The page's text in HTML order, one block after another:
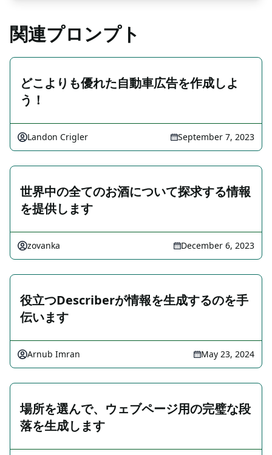
関連プロンプト
どこよりも優れた自動車広告を作成しよ
う！
Landon Crigler September 7, 2023
世界中の全てのお酒について探求する情報
を提供します
zovanka December 6, 2023
役立つDescriberが情報を生成するのを手
伝います
Arnub Imran May 23, 2024
場所を選んで、ウェブページ用の完璧な段
落を生成します